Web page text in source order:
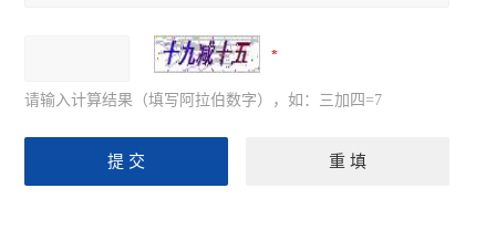
请输入计算结果（填写阿拉伯数字），如：三加四=7